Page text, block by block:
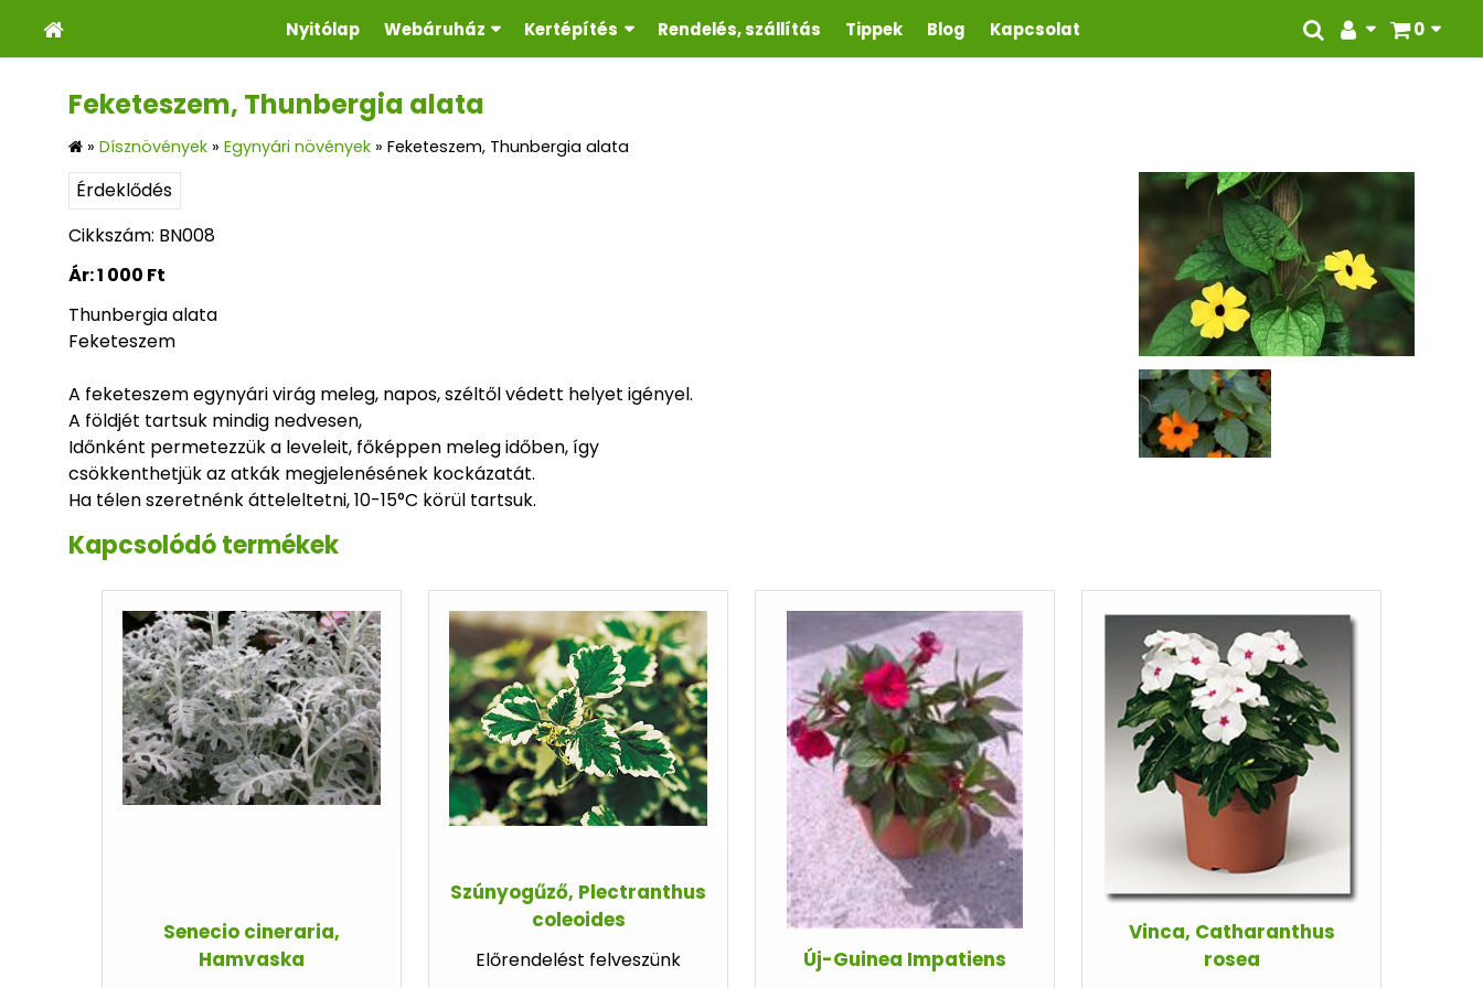
0
Nyitólap Webáruház Kertépítés Rendelés, szállítás Tippek Blog Kapcsolat
Feketeszem, Thunbergia alata
» Dísznövények » Egynyári növények » Feketeszem, Thunbergia alata
Érdeklődés
Cikkszám: BN008
Ár:1 000 Ft
Thunbergia alata
Feketeszem
A feketeszem egynyári virág meleg, napos, széltől védett helyet igényel.
A földjét tartsuk mindig nedvesen,
Időnként permetezzük a leveleit, főképpen meleg időben, így
csökkenthetjük az atkák megjelenésének kockázatát.
Ha télen szeretnénk átteleltetni, 10-15°C körül tartsuk.
Kapcsolódó termékek
Senecio cineraria,
Hamvaska
Szúnyogűző, Plectranthus
coleoides
Előrendelést felveszünk
Új-Guinea Impatiens
Vinca, Catharanthus
rosea